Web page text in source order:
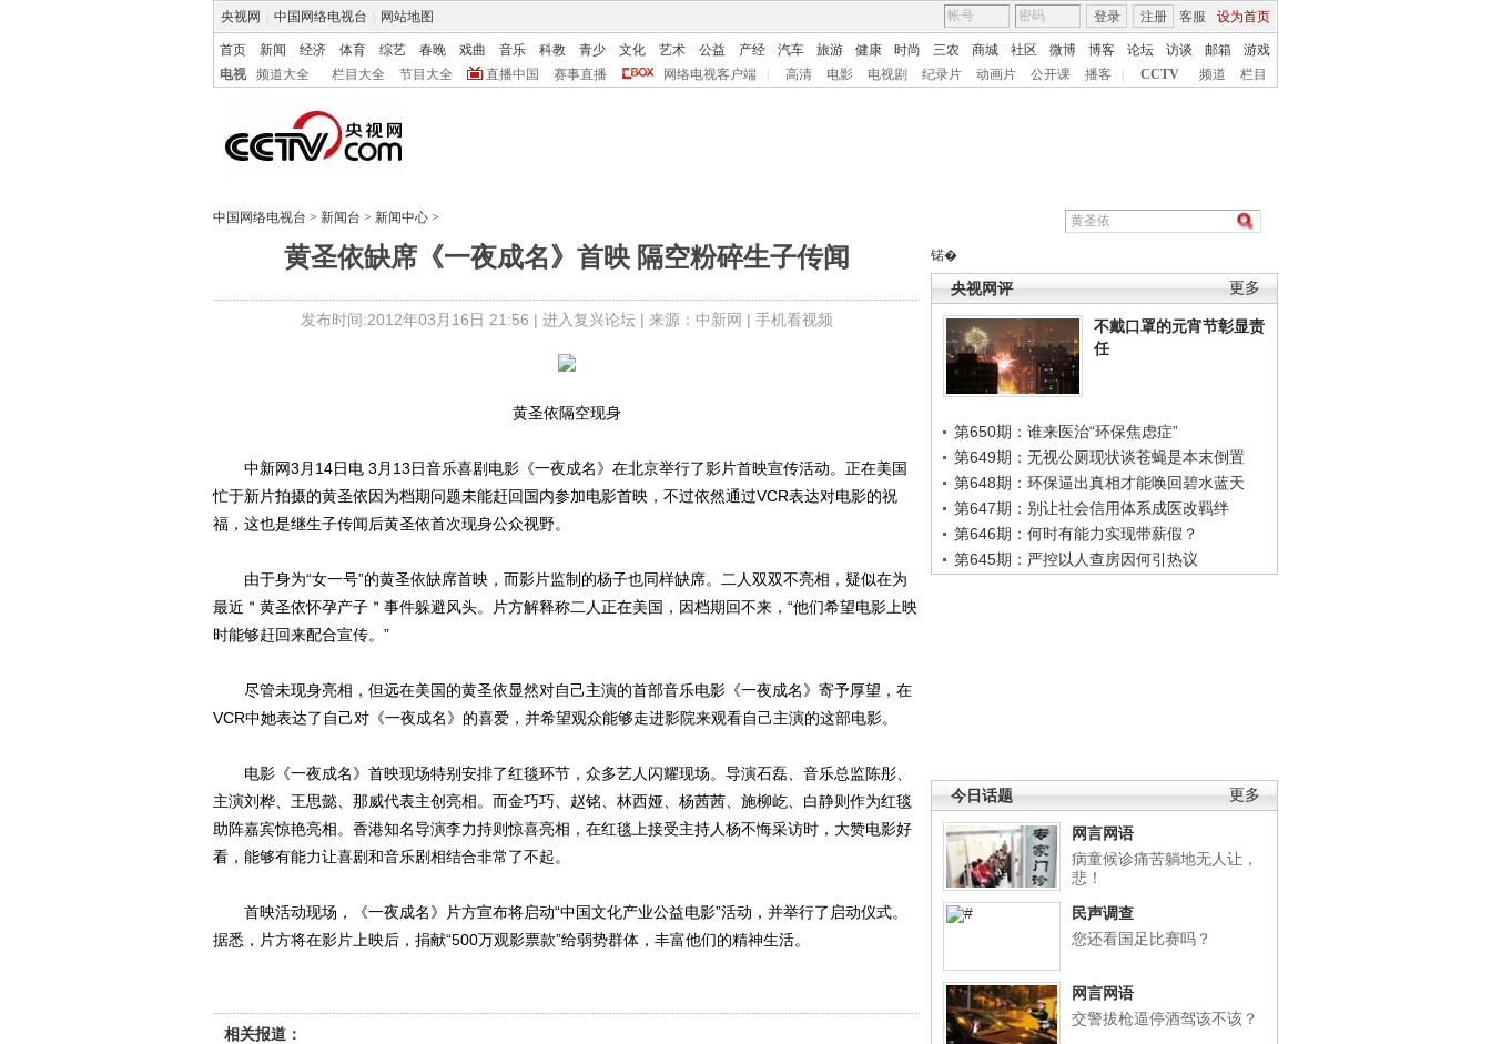
央视网 中国网络电视台 网站地图 客服 设为首页
登录 注册
首页 新闻 经济 体育 综艺 春晚 戏曲 音乐 科教 青少 文化 艺术 公益 产经 汽车 旅游 健康 时尚 三农 商城 社区 微博 博客 论坛 访谈 邮箱
游戏
电视
频道大全 栏目大全 节目大全 直播中国 赛事直播 网络电视客户端 高清 电影 电视剧 纪录片 动画片 公开课 播客 CCTV 频道 栏目
中国网络电视台 > 新闻台 > 新闻中心 >
黄圣依缺席《一夜成名》首映 隔空粉碎生子传闻
发布时间:2012年03月16日 21:56 | 进入复兴论坛| 来源：中新网 | 手机看视频
锘�
更多
央视网评
不戴口罩的元宵节彰显责
任
第650期：谁来医治“环保焦虑症”
第649期：无视公厕现状谈苍蝇是本末倒置
第648期：环保逼出真相才能唤回碧水蓝天
第647期：别让社会信用体系成医改羁绊
第646期：何时有能力实现带薪假？
第645期：严控以人查房因何引热议
更多
今日话题
网言网语
病童候诊痛苦躺地无人让，
悲！
民声调查
您还看国足比赛吗？
网言网语
交警拔枪逼停酒驾该不该？
黄圣依隔空现身
中新网3月14日电 3月13日音乐喜剧电影《一夜成名》在北京举行了影片首映宣传活动。正在美国
忙于新片拍摄的黄圣依因为档期问题未能赶回国内参加电影首映，不过依然通过VCR表达对电影的祝
福，这也是继生子传闻后黄圣依首次现身公众视野。
由于身为“女一号”的黄圣依缺席首映，而影片监制的杨子也同样缺席。二人双双不亮相，疑似在为
最近＂黄圣依怀孕产子＂事件躲避风头。片方解释称二人正在美国，因档期回不来，“他们希望电影上映
时能够赶回来配合宣传。”
尽管未现身亮相，但远在美国的黄圣依显然对自己主演的首部音乐电影《一夜成名》寄予厚望，在
VCR中她表达了自己对《一夜成名》的喜爱，并希望观众能够走进影院来观看自己主演的这部电影。
电影《一夜成名》首映现场特别安排了红毯环节，众多艺人闪耀现场。导演石磊、音乐总监陈彤、
主演刘桦、王思懿、那威代表主创亮相。而金巧巧、赵铭、林西娅、杨茜茜、施柳屹、白静则作为红毯
助阵嘉宾惊艳亮相。香港知名导演李力持则惊喜亮相，在红毯上接受主持人杨不悔采访时，大赞电影好
看，能够有能力让喜剧和音乐剧相结合非常了不起。
首映活动现场，《一夜成名》片方宣布将启动“中国文化产业公益电影”活动，并举行了启动仪式。
据悉，片方将在影片上映后，捐献“500万观影票款”给弱势群体，丰富他们的精神生活。
相关报道：